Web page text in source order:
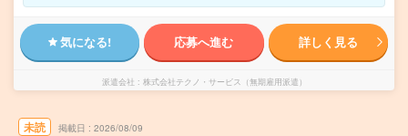
気になる! 応募へ進む 詳しく見る
派遣会社 株式会社テクノ・サービス（無期雇用派遣）
未読 掲載日 2026/08/09